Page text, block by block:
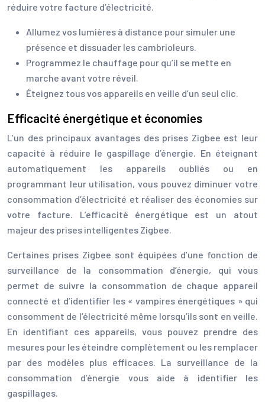
réduire votre facture d’électricité.
Allumez vos lumières à distance pour simuler une
présence et dissuader les cambrioleurs.
Programmez le chauffage pour qu’il se mette en
marche avant votre réveil.
Éteignez tous vos appareils en veille d’un seul clic.
Efficacité énergétique et économies
L’un des principaux avantages des prises Zigbee est leur
capacité à réduire le gaspillage d’énergie. En éteignant
automatiquement les appareils oubliés ou en
programmant leur utilisation, vous pouvez diminuer votre
consommation d’électricité et réaliser des économies sur
votre facture. L’efficacité énergétique est un atout
majeur des prises intelligentes Zigbee.
Certaines prises Zigbee sont équipées d’une fonction de
surveillance de la consommation d’énergie, qui vous
permet de suivre la consommation de chaque appareil
connecté et d’identifier les « vampires énergétiques » qui
consomment de l’électricité même lorsqu’ils sont en veille.
En identifiant ces appareils, vous pouvez prendre des
mesures pour les éteindre complètement ou les remplacer
par des modèles plus efficaces. La surveillance de la
consommation d’énergie vous aide à identifier les
gaspillages.